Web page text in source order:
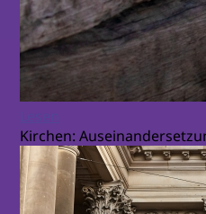
Kirchen: